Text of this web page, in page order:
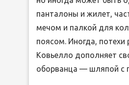
панталоны и жилет,
мечом и палкой для
поясом. Иногда, потехи
Ковьелло дополняет
оборванца — шляпой с